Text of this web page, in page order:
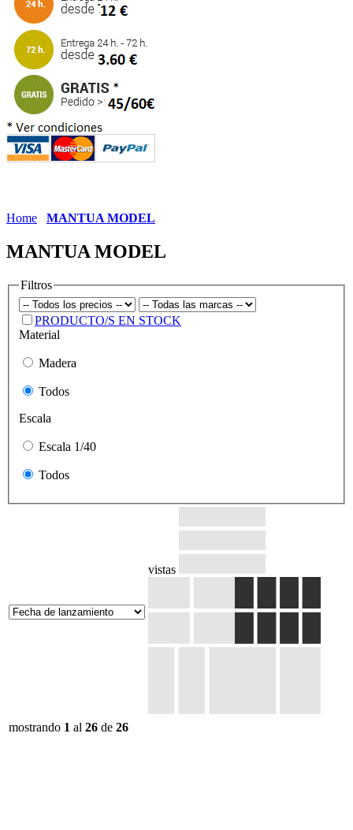
Home MANTUA MODEL
MANTUA MODEL
Filtros
PRODUCTO/S EN STOCK
Material
Madera
Todos
Escala
Escala 1/40
Todos
vistas
mostrando 1 al 26 de 26